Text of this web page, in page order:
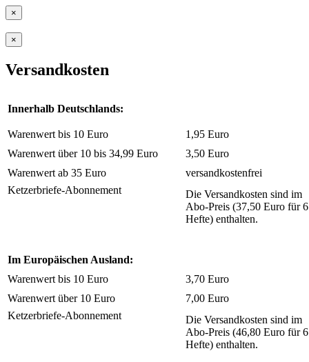
×
×
Versandkosten
Innerhalb Deutschlands:
Warenwert bis 10 Euro
1,95 Euro
Warenwert über 10 bis 34,99 Euro
3,50 Euro
Warenwert ab 35 Euro
versandkostenfrei
Ketzerbriefe-Abonnement
Die Versandkosten sind im
Abo-Preis (37,50 Euro für 6
Hefte) enthalten.
Im Europäischen Ausland:
Warenwert bis 10 Euro
3,70 Euro
Warenwert über 10 Euro
7,00 Euro
Ketzerbriefe-Abonnement
Die Versandkosten sind im
Abo-Preis (46,80 Euro für 6
Hefte) enthalten.